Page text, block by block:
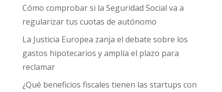
Cómo comprobar si la Seguridad Social va a
regularizar tus cuotas de autónomo
La Justicia Europea zanja el debate sobre los
gastos hipotecarios y amplía el plazo para
reclamar
¿Qué beneficios fiscales tienen las startups con